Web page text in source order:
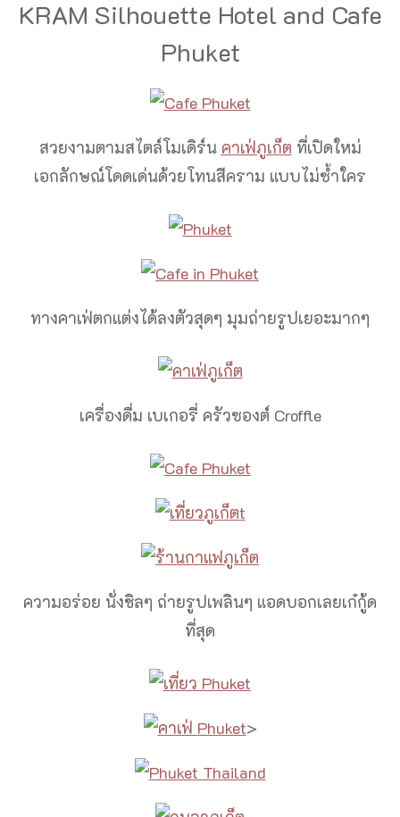
KRAM Silhouette Hotel and Cafe
Phuket
สวยงามตามสไตล์โมเดิร์น คาเฟ่ภูเก็ต ที่เปิดใหม่
เอกลักษณ์โดดเด่นด้วยโทนสีคราม แบบไม่ซ้ำใคร
ทางคาเฟ่ตกแต่งได้ลงตัวสุดๆ มุมถ่ายรูปเยอะมากๆ
เครื่องดื่ม เบเกอรี่ ครัวซองต์ Croffle
ความอร่อย นั่งชิลๆ ถ่ายรูปเพลินๆ แอดบอกเลยเก๋กู้ด
ที่สุด
>